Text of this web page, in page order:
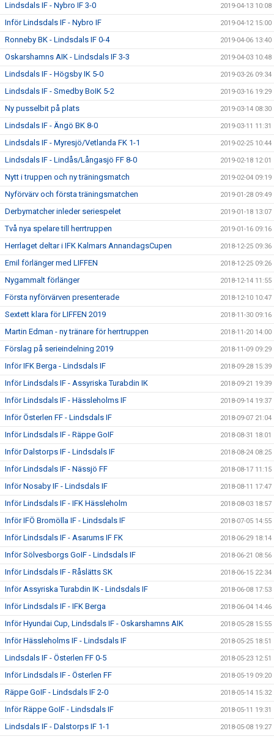
Lindsdals IF - Nybro IF 3-0 2019-04-13 10:08
Inför Lindsdals IF - Nybro IF 2019-04-12 15:00
Ronneby BK - Lindsdals IF 0-4 2019-04-06 13:40
Oskarshamns AIK - Lindsdals IF 3-3 2019-04-03 10:48
Lindsdals IF - Högsby IK 5-0 2019-03-26 09:34
Lindsdals IF - Smedby BoIK 5-2 2019-03-16 19:29
Ny pusselbit på plats 2019-03-14 08:30
Lindsdals IF - Ängö BK 8-0 2019-03-11 11:31
Lindsdals IF - Myresjö/Vetlanda FK 1-1 2019-02-25 10:44
Lindsdals IF - Lindås/Långasjö FF 8-0 2019-02-18 12:01
Nytt i truppen och ny träningsmatch 2019-02-04 09:19
Nyförvärv och första träningsmatchen 2019-01-28 09:49
Derbymatcher inleder seriespelet 2019-01-18 13:07
Två nya spelare till herrtruppen 2019-01-16 09:16
Herrlaget deltar i IFK Kalmars AnnandagsCupen 2018-12-25 09:36
Emil förlänger med LIFFEN 2018-12-25 09:26
Nygammalt förlänger 2018-12-14 11:55
Första nyförvärven presenterade 2018-12-10 10:47
Sextett klara för LIFFEN 2019 2018-11-30 09:16
Martin Edman - ny tränare för herrtruppen 2018-11-20 14:00
Förslag på serieindelning 2019 2018-11-09 09:29
Inför IFK Berga - Lindsdals IF 2018-09-28 15:39
Inför Lindsdals IF - Assyriska Turabdin IK 2018-09-21 19:39
Inför Lindsdals IF - Hässleholms IF 2018-09-14 19:37
Inför Österlen FF - Lindsdals IF 2018-09-07 21:04
Inför Lindsdals IF - Räppe GoIF 2018-08-31 18:01
Inför Dalstorps IF - Lindsdals IF 2018-08-24 08:25
Inför Lindsdals IF - Nässjö FF 2018-08-17 11:15
Inför Nosaby IF - Lindsdals IF 2018-08-11 17:47
Inför Lindsdals IF - IFK Hässleholm 2018-08-03 18:57
Inför IFÖ Bromölla IF - Lindsdals IF 2018-07-05 14:55
Inför Lindsdals IF - Asarums IF FK 2018-06-29 18:14
Inför Sölvesborgs GoIF - Lindsdals IF 2018-06-21 08:56
Inför Lindsdals IF - Råslätts SK 2018-06-15 22:34
Inför Assyriska Turabdin IK - Lindsdals IF 2018-06-08 17:53
Inför Lindsdals IF - IFK Berga 2018-06-04 14:46
Inför Hyundai Cup, Lindsdals IF - Oskarshamns AIK 2018-05-28 15:55
Inför Hässleholms IF - Lindsdals IF 2018-05-25 18:51
Lindsdals IF - Österlen FF 0-5 2018-05-23 12:51
Inför Lindsdals IF - Österlen FF 2018-05-19 09:20
Räppe GoIF - Lindsdals IF 2-0 2018-05-14 15:32
Inför Räppe GoIF - Lindsdals IF 2018-05-11 19:31
Lindsdals IF - Dalstorps IF 1-1 2018-05-08 19:27